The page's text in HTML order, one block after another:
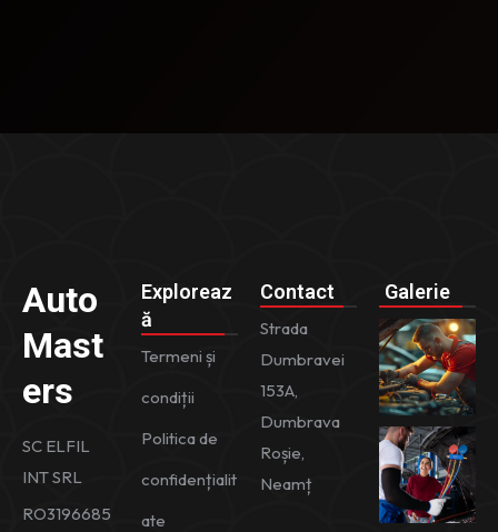
Auto
Mast
ers
SC ELFIL
INT SRL
RO3196685
Exploreaz
ă
Termeni și
condiții
Politica de
confidențialit
ate
Contact
Strada
Dumbravei
153A,
Dumbrava
Roșie,
Neamț
Galerie